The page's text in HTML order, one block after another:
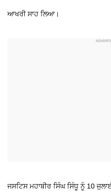
ਆਖਰੀ ਸਾਹ ਲਿਆ।
ਜਸਟਿਸ ਮਹਾਬੀਰ ਸਿੰਘ ਸਿੰਧੂ ਨੂੰ 10